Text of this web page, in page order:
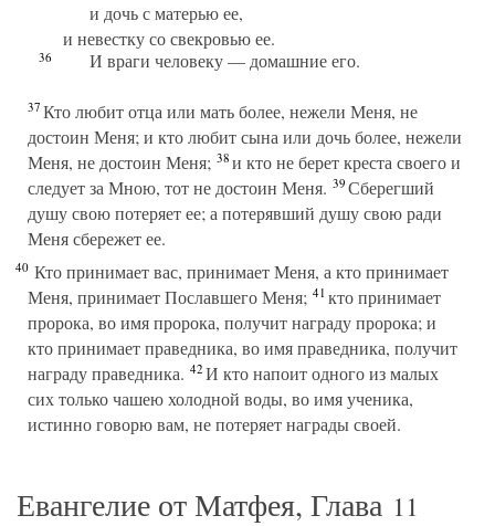
и дочь с матерью ее,
и невестку со свекровью ее.
36 И враги человеку — домашние его.
37Кто любит отца или мать более, нежели Меня, не
достоин Меня; и кто любит сына или дочь более, нежели
Меня, не достоин Меня; 38и кто не берет креста своего и
следует за Мною, тот не достоин Меня. 39Сберегший
душу свою потеряет ее; а потерявший душу свою ради
Меня сбережет ее.
40 Кто принимает вас, принимает Меня, а кто принимает
Меня, принимает Пославшего Меня; 41кто принимает
пророка, во имя пророка, получит награду пророка; и
кто принимает праведника, во имя праведника, получит
награду праведника. 42И кто напоит одного из малых
сих только чашею холодной воды, во имя ученика,
истинно говорю вам, не потеряет награды своей.
Евангелие от Матфея, Глава 11